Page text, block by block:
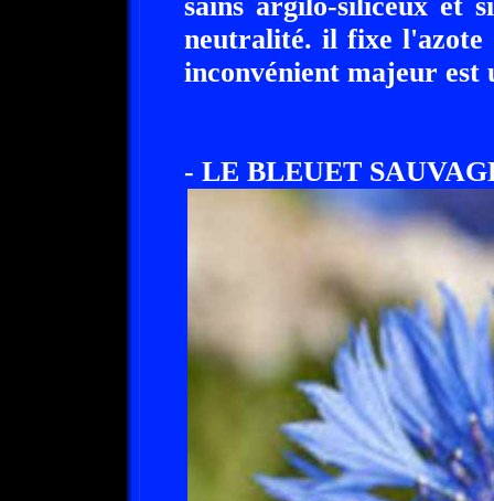
neutralité. il fixe l'azote
inconvénient majeur est
- LE BLEUET